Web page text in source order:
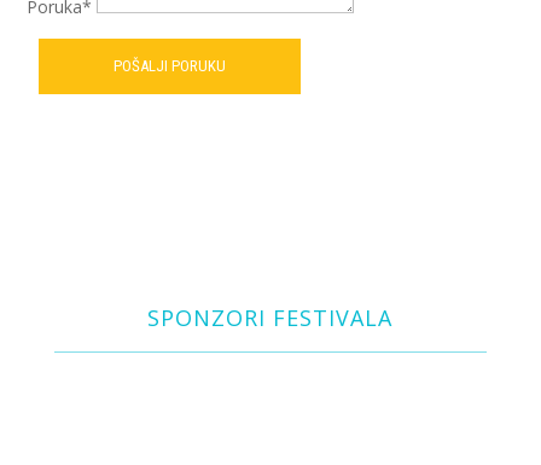
Poruka*
POŠALJI PORUKU
SPONZORI FESTIVALA